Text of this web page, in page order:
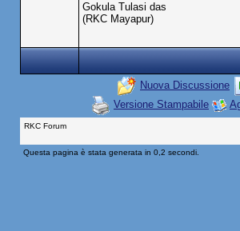
Gokula Tulasi das
(RKC Mayapur)
Nuova Discussione
Versione Stampabile
RKC Forum
Questa pagina è stata generata in 0,2 secondi.